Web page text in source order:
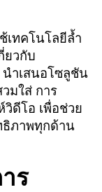
เทคโนโลยีล้ำ
ยวกับ
ำเสนอโซลูชัน
มใส่ การ
ดีโอ เพื่อช่วย
ธิภาพทุกด้าน
ร